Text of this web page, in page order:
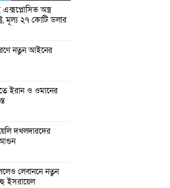
অস্ত্র
মূল্য ২৭ কোটি ডলার
নতুন আইনের
ইরান ও ওমানের
দখলদারদের
আগুন
লেবাননে নতুন
ইসরায়েল